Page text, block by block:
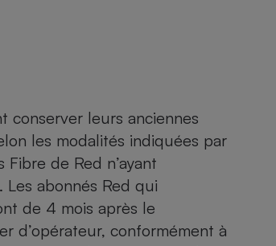
conserver leurs anciennes
les modalités indiquées par
de Red n’ayant
abonnés Red qui
de 4 mois après le
d’opérateur, conformément à